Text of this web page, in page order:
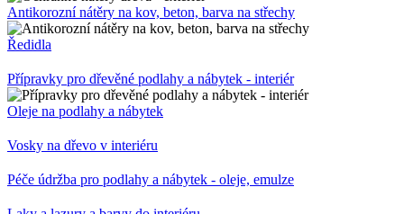
Antikorozní nátěry na kov, beton, barva na střechy
Ředidla
Přípravky pro dřevěné podlahy a nábytek - interiér
Oleje na podlahy a nábytek
Vosky na dřevo v interiéru
Péče údržba pro podlahy a nábytek - oleje, emulze